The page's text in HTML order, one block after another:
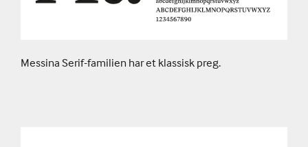
Messina Serif-familien har et klassisk preg.